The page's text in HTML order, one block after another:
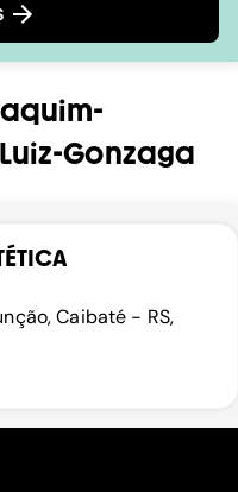
Gonzaga
Caibaté - RS,